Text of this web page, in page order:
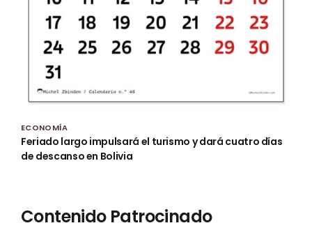
ECONOMÍA
Feriado largo impulsará el turismo y dará cuatro días
de descanso en Bolivia
Contenido Patrocinado